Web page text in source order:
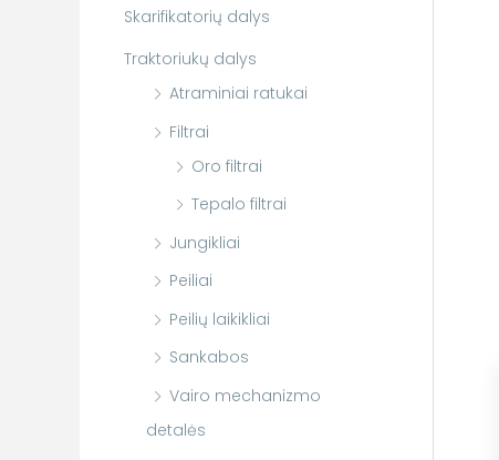
Skarifikatorių dalys
Traktoriukų dalys
Atraminiai ratukai
Filtrai
Oro filtrai
Tepalo filtrai
Jungikliai
Peiliai
Peilių laikikliai
Sankabos
Vairo mechanizmo
detalės